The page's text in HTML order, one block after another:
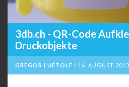
3db.ch - QR-Code
Druckobjekte
GREGOR LUETOLF / 16. AUGUST 2013